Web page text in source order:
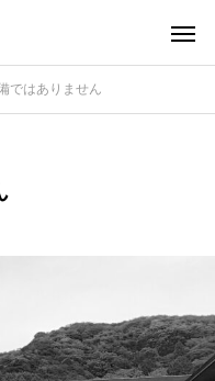
ではありません